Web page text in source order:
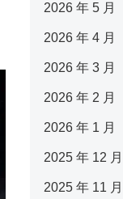
2026 年 5 月
2026 年 4 月
2026 年 3 月
2026 年 2 月
2026 年 1 月
2025 年 12 月
2025 年 11 月